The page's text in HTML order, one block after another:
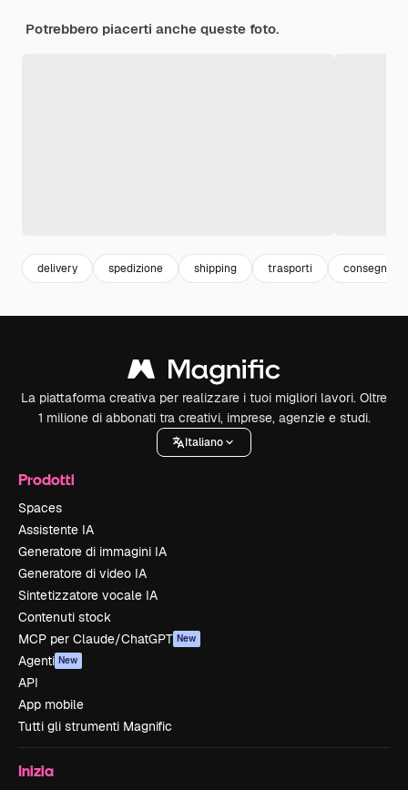
Potrebbero piacerti anche queste foto.
delivery spedizione shipping trasporti consegna
La piattaforma creativa per realizzare i tuoi migliori lavori. Oltre
1 milione di abbonati tra creativi, imprese, agenzie e studi.
Italiano
Prodotti
Spaces
Assistente IA
Generatore di immagini IA
Generatore di video IA
Sintetizzatore vocale IA
Contenuti stock
MCP per Claude/ChatGPT New
Agenti New
API
App mobile
Tutti gli strumenti Magnific
Inizia